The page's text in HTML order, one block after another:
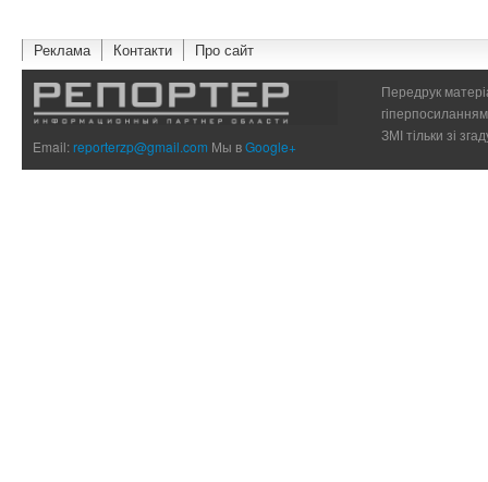
Реклама Контакти Про сайт
Email:reporterzp@gmail.com Мы вGoogle+
Передрук
ЗМІ тільки зі